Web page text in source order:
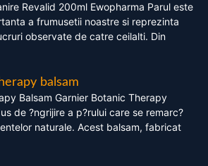
Revalid 200ml Ewopharma Parul este
a frumusetii noastre si reprezinta
observate de catre ceilalti. Din
balsam
Balsam Garnier Botanic Therapy
de ?ngrijire a p?rului care se remarc?
naturale. Acest balsam, fabricat